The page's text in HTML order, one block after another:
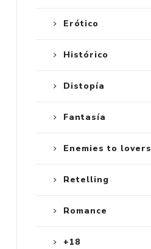
Erótico
Histórico
Distopía
Fantasía
Enemies to lovers
Retelling
Romance
+18